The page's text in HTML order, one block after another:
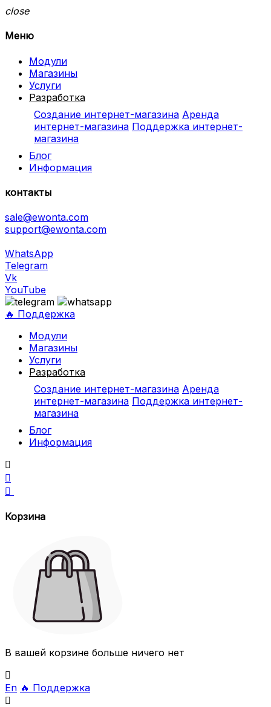
close
Меню
Модули
Магазины
Услуги
Разработка
Создание интернет-магазина Аренда
интернет-магазина Поддержка интернет-
магазина
Блог
Информация
контакты
sale@ewonta.com
support@ewonta.com
WhatsApp
Telegram
Vk
YouTube
🔥 Поддержка
Модули
Магазины
Услуги
Разработка
Создание интернет-магазина Аренда
интернет-магазина Поддержка интернет-
магазина
Блог
Информация



Корзина
В вашей корзине больше ничего нет

En 🔥 Поддержка
